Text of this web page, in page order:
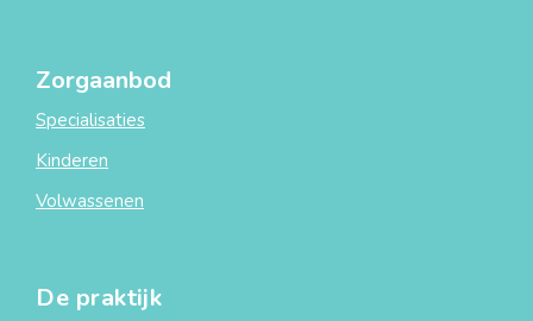
Zorgaanbod
Specialisaties
Kinderen
Volwassenen
De praktijk